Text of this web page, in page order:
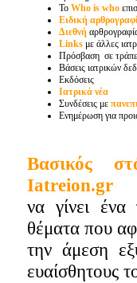
Το Who is who
Ειδική
Διεθνή
Links με άλλες
Πρόσβαση σε
Βάσεις ιατρικών
Εκδόσεις
Ιατρικά νέα
Συνδέσεις με
Ενημέρωση για
Βασικός
Iatreion.gr
να γίνει ένα
θέματα που
την άμεση
ευαίσθητους